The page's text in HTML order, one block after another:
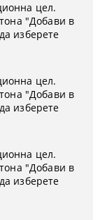
цел.
"Добави в
изберете
цел.
"Добави в
изберете
цел.
"Добави в
изберете